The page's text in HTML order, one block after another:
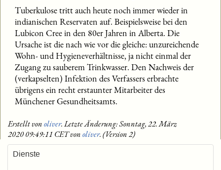
Tuberkulose tritt auch heute noch immer wieder in
indianischen Reservaten auf. Beispielsweise bei den
Lubicon Cree in den 80er Jahren in Alberta. Die
Ursache ist die nach wie vor die gleiche: unzureichende
Wohn- und Hygieneverhältnisse, ja nicht einmal der
Zugang zu sauberem Trinkwasser. Den Nachweis der
(verkapselten) Infektion des Verfassers erbrachte
übrigens ein recht erstaunter Mitarbeiter des
Münchener Gesundheitsamts.
Erstellt vonoliver. Letzte Änderung: Sonntag, 22. März
2020 09:49:11 CET vonoliver. (Version 2)
Dienste